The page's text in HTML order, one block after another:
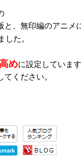
と、無印編のアニメ
した。
めに設定していま
ください。